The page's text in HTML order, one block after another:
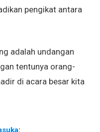
pengikat antara
adalah undangan
tentunya orang-
di acara besar kita
: